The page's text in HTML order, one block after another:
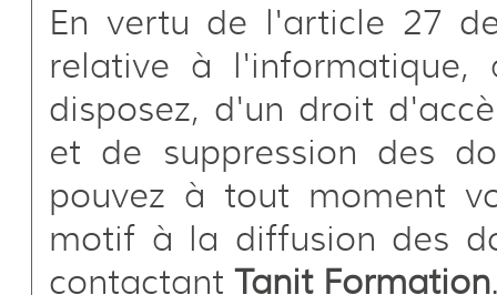
En vertu de l'article 27
relative à l'informatique,
disposez, d'un droit
et de suppression des
pouvez à tout moment
motif à la diffusion des
contactant Tanit Formation